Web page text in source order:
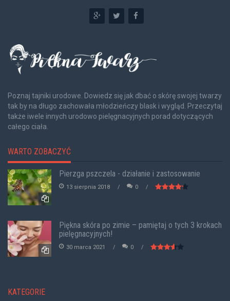
Poznaj tajniki urodowe. Dowiedz się jak dbać o skórę swojej twarzy
tak by na długo zachowała młodzieńczy blask i wygląd. Przeczytaj
także iwele innych urodowo pielęgnacyjnych porad dotyczących
całego ciała.
WARTO ZOBACZYĆ
Pierzga pszczela - działanie i zastosowanie
13 sierpnia 2018 0
Piękna skóra po zimie – pamiętaj o tych 3 krokach
pielęgnacyjnych!
30 marca 2021 0
KATEGORIE